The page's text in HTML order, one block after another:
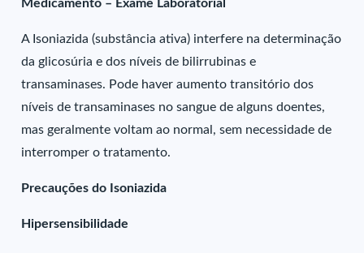
Medicamento – Exame Laboratorial
A Isoniazida (substância ativa) interfere na determinação
da glicosúria e dos níveis de bilirrubinas e
transaminases. Pode haver aumento transitório dos
níveis de transaminases no sangue de alguns doentes,
mas geralmente voltam ao normal, sem necessidade de
interromper o tratamento.
Precauções do Isoniazida
Hipersensibilidade